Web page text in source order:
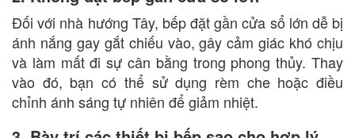
Đối với nhà hướng Tây, bếp đặt gần cửa sổ lớn dễ bị
ánh nắng gay gắt chiếu vào, gây cảm giác khó chịu
và làm mất đi sự cân bằng trong phong thủy. Thay
vào đó, bạn có thể sử dụng rèm che hoặc điều
chỉnh ánh sáng tự nhiên để giảm nhiệt.